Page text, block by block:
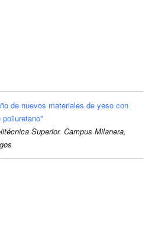
de nuevos materiales de yeso con
Superior. Campus Milanera,